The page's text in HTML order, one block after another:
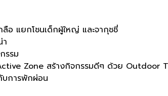
อ แยกโชนเด็กผู้ใหญ่ และจากุชชี่
รรม
Zone สร้างกิจกรรมดีๆ ด้วย Outdoor
บการพักผ่อน